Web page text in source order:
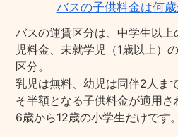
バスの子供料金は何
バスの運賃区分は、中学生以
児料金、未就学児（1歳以上）
区分。
乳児は無料、幼児は同伴2人ま
そ半額となる子供料金が適用
6歳から12歳の小学生だけです。